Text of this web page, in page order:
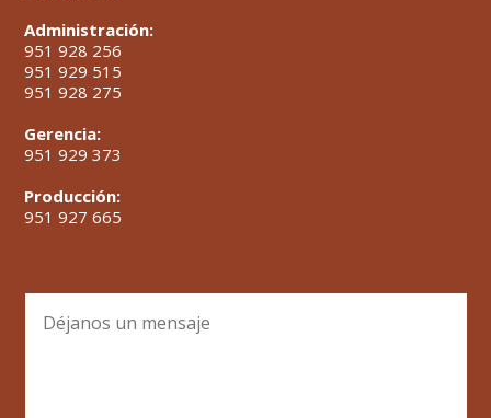
Administración:
951 928 256
951 929 515
951 928 275
Gerencia:
951 929 373
Producción:
951 927 665